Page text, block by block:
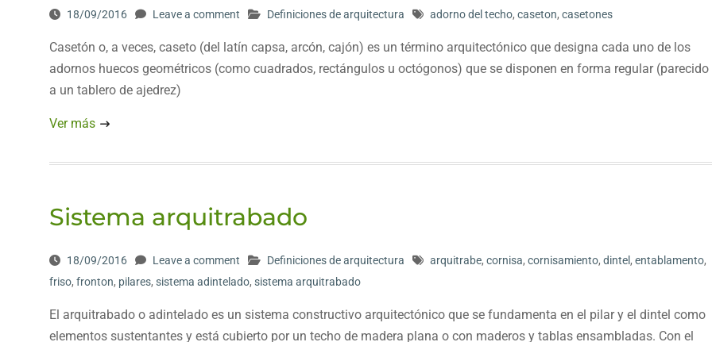
18/09/2016 Leave a comment Definiciones de arquitectura adorno del techo, caseton, casetones
Casetón o, a veces, caseto (del latín capsa, arcón, cajón) es un término arquitectónico que designa cada uno de los
adornos huecos geométricos (como cuadrados, rectángulos u octógonos) que se disponen en forma regular (parecido
a un tablero de ajedrez)
Ver más
Sistema arquitrabado
18/09/2016 Leave a comment Definiciones de arquitectura arquitrabe, cornisa, cornisamiento, dintel , entablamento,
friso, fronton, pilares, sistema adintelado, sistema arquitrabado
El arquitrabado o adintelado es un sistema constructivo arquitectónico que se fundamenta en el pilar y el dintel como
elementos sustentantes y está cubierto por un techo de madera plana o con maderos y tablas ensambladas. Con el